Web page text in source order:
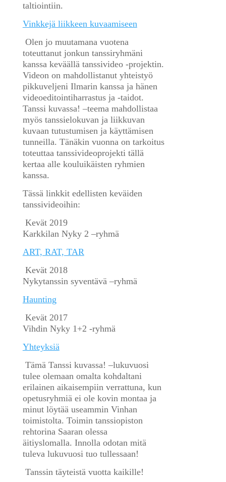
taltiointiin.
Vinkkejä liikkeen kuvaamiseen
Olen jo muutamana vuotena
toteuttanut jonkun tanssiryhmäni
kanssa keväällä tanssivideo -projektin.
Videon on mahdollistanut yhteistyö
pikkuveljeni Ilmarin kanssa ja hänen
videoeditointiharrastus ja -taidot.
Tanssi kuvassa! –teema mahdollistaa
myös tanssielokuvan ja liikkuvan
kuvaan tutustumisen ja käyttämisen
tunneilla. Tänäkin vuonna on tarkoitus
toteuttaa tanssivideoprojekti tällä
kertaa alle kouluikäisten ryhmien
kanssa.
Tässä linkkit edellisten keväiden
tanssivideoihin:
Kevät 2019
Karkkilan Nyky 2 –ryhmä
ART, RAT, TAR
Kevät 2018
Nykytanssin syventävä –ryhmä
Haunting
Kevät 2017
Vihdin Nyky 1+2 -ryhmä
Yhteyksiä
Tämä Tanssi kuvassa! –lukuvuosi
tulee olemaan omalta kohdaltani
erilainen aikaisempiin verrattuna, kun
opetusryhmiä ei ole kovin montaa ja
minut löytää useammin Vinhan
toimistolta. Toimin tanssiopiston
rehtorina Saaran olessa
äitiyslomalla. Innolla odotan mitä
tuleva lukuvuosi tuo tullessaan!
Tanssin täyteistä vuotta kaikille!